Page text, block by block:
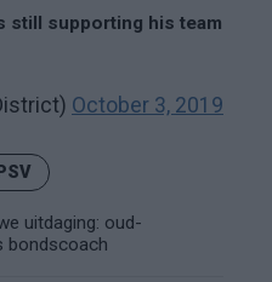
still supporting his team
October 3, 2019
PSV
uitdaging: oud-
bondscoach